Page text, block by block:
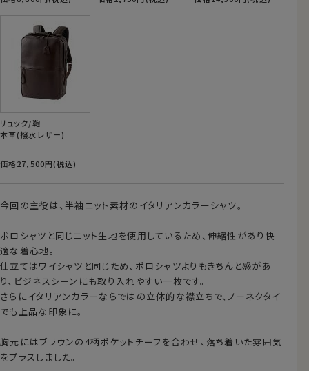
リュック/鞄
本革(撥水レザー)
価格27,500円(税込)
今回の主役は、半袖ニット素材のイタリアンカラーシャツ。
ポロシャツと同じニット生地を使用しているため、伸縮性があり快
適な着心地。
仕立てはワイシャツと同じため、ポロシャツよりもきちんと感があ
り、ビジネスシーンにも取り入れやすい一枚です。
さらにイタリアンカラーならではの立体的な襟立ちで、ノーネクタイ
でも上品な印象に。
胸元にはブラウンの4柄ポケットチーフを合わせ、落ち着いた雰囲気
をプラスしました。